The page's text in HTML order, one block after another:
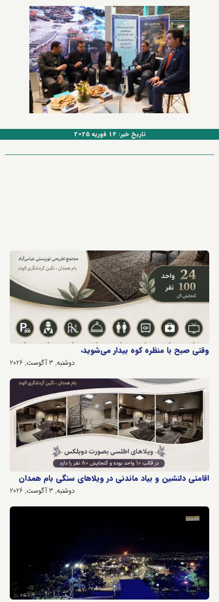
تاریخ خبر: 14 فوریه 2025
وقتی صبح با منظره کوه بیدار می‌شوید،
دوشنبه, 3 آگوست, 2026
اقامتی دلنشین و بیاد ماندنی در ویلاهای سنگی بام همدان
دوشنبه, 3 آگوست, 2026